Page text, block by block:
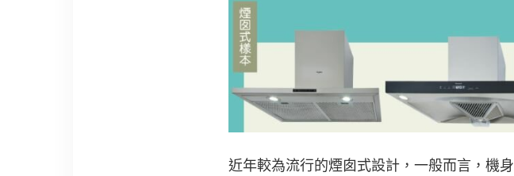
近年較為流行的煙囱式設計，一般而言，機